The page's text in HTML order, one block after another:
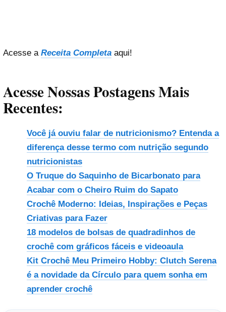
Acesse a Receita Completa aqui!
Acesse Nossas Postagens Mais
Recentes:
Você já ouviu falar de nutricionismo? Entenda a
diferença desse termo com nutrição segundo
nutricionistas
O Truque do Saquinho de Bicarbonato para
Acabar com o Cheiro Ruim do Sapato
Crochê Moderno: Ideias, Inspirações e Peças
Criativas para Fazer
18 modelos de bolsas de quadradinhos de
crochê com gráficos fáceis e videoaula
Kit Crochê Meu Primeiro Hobby: Clutch Serena
é a novidade da Círculo para quem sonha em
aprender crochê